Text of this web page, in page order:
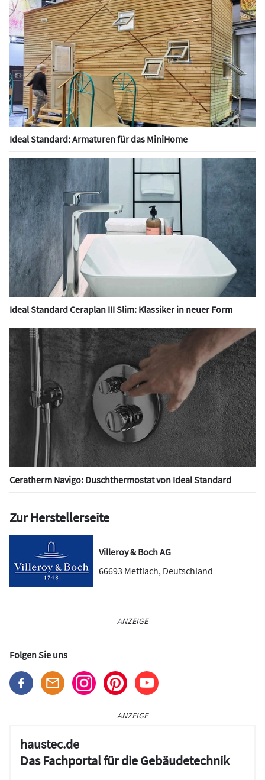
Ideal Standard: Armaturen für das MiniHome
Ideal Standard Ceraplan III Slim: Klassiker in neuer Form
Ceratherm Navigo: Duschthermostat von Ideal Standard
Zur Herstellerseite
Villeroy & Boch AG
66693 Mettlach, Deutschland
ANZEIGE
Folgen Sie uns
ANZEIGE
haustec.de
Das Fachportal für die Gebäudetechnik